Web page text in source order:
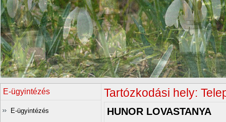
E-ügyintézés
E-ügyintézés
Tartózkodási hely:
HUNOR LOVASTANYA